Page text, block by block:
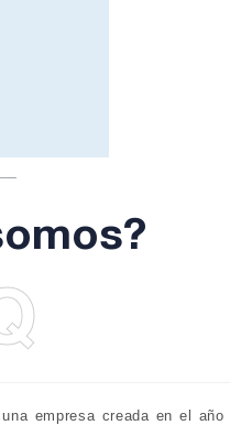
empresa creada en el